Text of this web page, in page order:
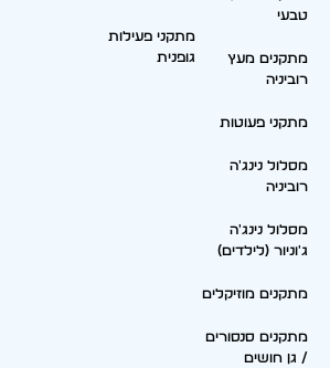
טבעי
מתקנים מעץ
רוביניה
מתקני פעוטות
מסלול נינג'ה
רוביניה
מסלול נינג'ה
ג'וניור (לילדים)
מתקנים מוזיקלים
מתקנים סנסורים
/ גן חושים
מתקני פעילות
גופנית